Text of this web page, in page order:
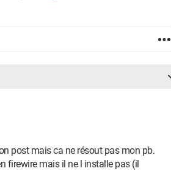
post mais ca ne résout pas mon pb.
firewire mais il ne l installe pas (il